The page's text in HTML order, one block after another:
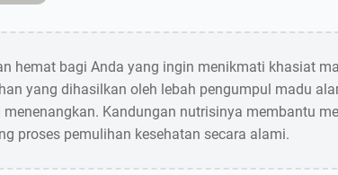
hemat bagi Anda yang ingin menikmati khasiat
yang dihasilkan oleh lebah pengumpul madu
Kandungan nutrisinya membantu
proses pemulihan kesehatan secara alami.